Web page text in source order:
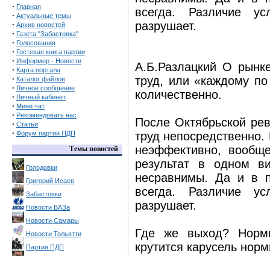
· Главная
· Актуальные темы
· Архив новостей
· Газета "Забастовка"
· Голосования
· Гостевая книга партии
· Информер - Новости
· Карта портала
· Каталог файлов
· Личное сообщение
· Личный кабинет
· Мини чат
· Рекомендовать нас
· Статьи
· Форум партии ПДП
Темы новостей
Голодовки
Григорий Исаев
Забастовки
Новости ВАЗа
Новости Самары
Новости Тольятти
Партия ПДП
всегда. Различие
разрушает.
А.Б.Разлацкий О
труд, или «каждому по
количественно.
После Октябрьской
труд
неэффективно,
результат в одном
несравнимы. Да и в
всегда. Различие
разрушает.
Где же выход?
крутится карусель